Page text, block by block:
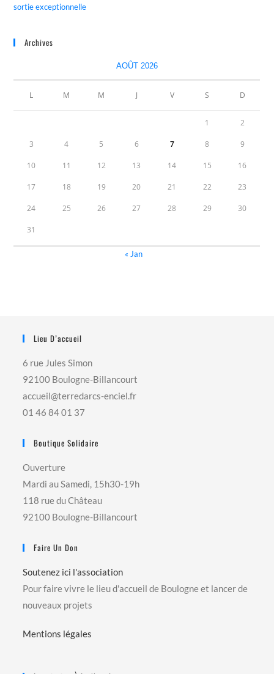
sortie exceptionnelle
Archives
AOÛT 2026
L M M J V S D
1 2
3 4 5 6 7 8 9
10 11 12 13 14 15 16
17 18 19 20 21 22 23
24 25 26 27 28 29 30
31
« Jan
Lieu D’accueil
6 rue Jules Simon
92100 Boulogne-Billancourt
accueil@terredarcs-enciel.fr
01 46 84 01 37
Boutique Solidaire
Ouverture
Mardi au Samedi, 15h30-19h
118 rue du Château
92100 Boulogne-Billancourt
Faire Un Don
Soutenez ici l'association
Pour faire vivre le lieu d'accueil de Boulogne et lancer de
nouveaux projets
Mentions légales